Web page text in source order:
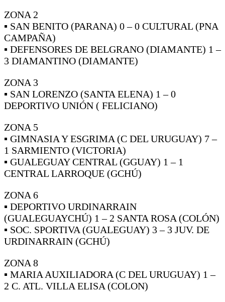
ZONA 2
▪ SAN BENITO (PARANA) 0 – 0 CULTURAL (PNA
CAMPAÑA)
▪ DEFENSORES DE BELGRANO (DIAMANTE) 1 –
3 DIAMANTINO (DIAMANTE)
ZONA 3
▪ SAN LORENZO (SANTA ELENA) 1 – 0
DEPORTIVO UNIÓN ( FELICIANO)
ZONA 5
▪ GIMNASIA Y ESGRIMA (C DEL URUGUAY) 7 –
1 SARMIENTO (VICTORIA)
▪ GUALEGUAY CENTRAL (GGUAY) 1 – 1
CENTRAL LARROQUE (GCHÚ)
ZONA 6
▪ DEPORTIVO URDINARRAIN
(GUALEGUAYCHÚ) 1 – 2 SANTA ROSA (COLÓN)
▪ SOC. SPORTIVA (GUALEGUAY) 3 – 3 JUV. DE
URDINARRAIN (GCHÚ)
ZONA 8
▪ MARIA AUXILIADORA (C DEL URUGUAY) 1 –
2 C. ATL. VILLA ELISA (COLON)